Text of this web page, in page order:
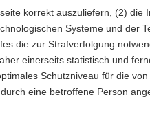
korrekt auszuliefern, (2)
Systeme und der
die zur Strafverfolgung
einerseits statistisch und
Schutzniveau für die
eine betroffene Person